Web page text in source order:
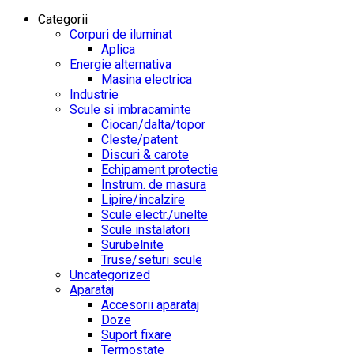
Categorii
Corpuri de iluminat
Aplica
Energie alternativa
Masina electrica
Industrie
Scule si imbracaminte
Ciocan/dalta/topor
Cleste/patent
Discuri & carote
Echipament protectie
Instrum. de masura
Lipire/incalzire
Scule electr./unelte
Scule instalatori
Surubelnite
Truse/seturi scule
Uncategorized
Aparataj
Accesorii aparataj
Doze
Suport fixare
Termostate